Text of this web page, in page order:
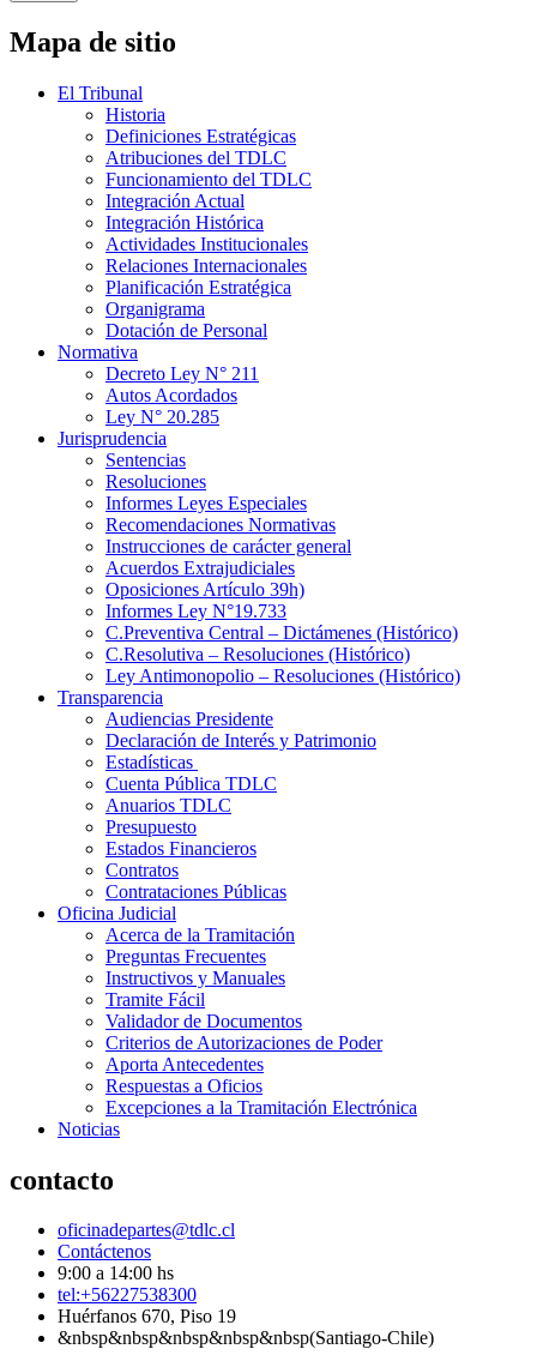
Mapa de sitio
El Tribunal
Historia
Definiciones Estratégicas
Atribuciones del TDLC
Funcionamiento del TDLC
Integración Actual
Integración Histórica
Actividades Institucionales
Relaciones Internacionales
Planificación Estratégica
Organigrama
Dotación de Personal
Normativa
Decreto Ley N° 211
Autos Acordados
Ley N° 20.285
Jurisprudencia
Sentencias
Resoluciones
Informes Leyes Especiales
Recomendaciones Normativas
Instrucciones de carácter general
Acuerdos Extrajudiciales
Oposiciones Artículo 39h)
Informes Ley N°19.733
C.Preventiva Central – Dictámenes (Histórico)
C.Resolutiva – Resoluciones (Histórico)
Ley Antimonopolio – Resoluciones (Histórico)
Transparencia
Audiencias Presidente
Declaración de Interés y Patrimonio
Estadísticas
Cuenta Pública TDLC
Anuarios TDLC
Presupuesto
Estados Financieros
Contratos
Contrataciones Públicas
Oficina Judicial
Acerca de la Tramitación
Preguntas Frecuentes
Instructivos y Manuales
Tramite Fácil
Validador de Documentos
Criterios de Autorizaciones de Poder
Aporta Antecedentes
Respuestas a Oficios
Excepciones a la Tramitación Electrónica
Noticias
contacto
oficinadepartes@tdlc.cl
Contáctenos
9:00 a 14:00 hs
tel:+56227538300
Huérfanos 670, Piso 19
&nbsp&nbsp&nbsp&nbsp&nbsp(Santiago-Chile)